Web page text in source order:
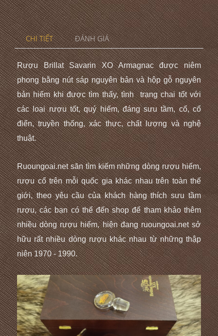
CHI TIẾT ĐÁNH GIÁ
Rượu Brillat Savarin XO Armagnac được niêm
phong bằng nút sáp nguyên bản và hộp gỗ nguyên
bản hiếm khiđược tìm thấy, tìnhtrạng chai tốtvới
các loại rượu tốt, quý hiếm, đáng sưu tầm, cổ, cổ
điển, truyền thống, xác thực, chất lượngvà nghệ
thuật.
Ruoungoai.net săn tìm kiếm những dòng rượu hiếm,
rượu cổ trên mỗi quốc gia khác nhau trên toàn thế
giới, theo yêu cầu của khách hàng thích sưu tầm
rượu, các bạn có thể đến shop để tham khảo thêm
nhiều dòng rượu hiếm, hiện đang ruoungoai.net sở
hữu rất nhiều dòng rượu khác nhau từ những thập
niên 1970 - 1990.